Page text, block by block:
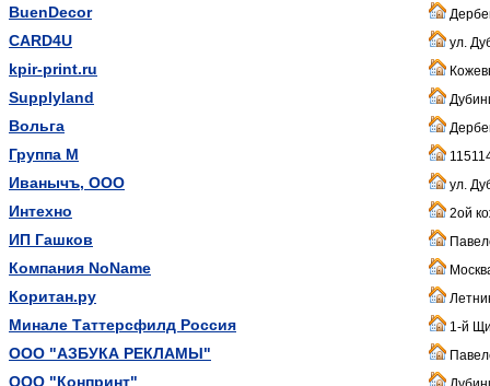
BuenDecor
CARD4U ул.
kpir-print.ru
Supplyland
Вольга
Группа М
Иванычъ, ООО ул.
Интехно 2ой
ИП Гашков
Компания NoName
Коритан.ру
Минале Таттерсфилд Россия 1-й
ООО "АЗБУКА РЕКЛАМЫ"
ООО "Конпринт"